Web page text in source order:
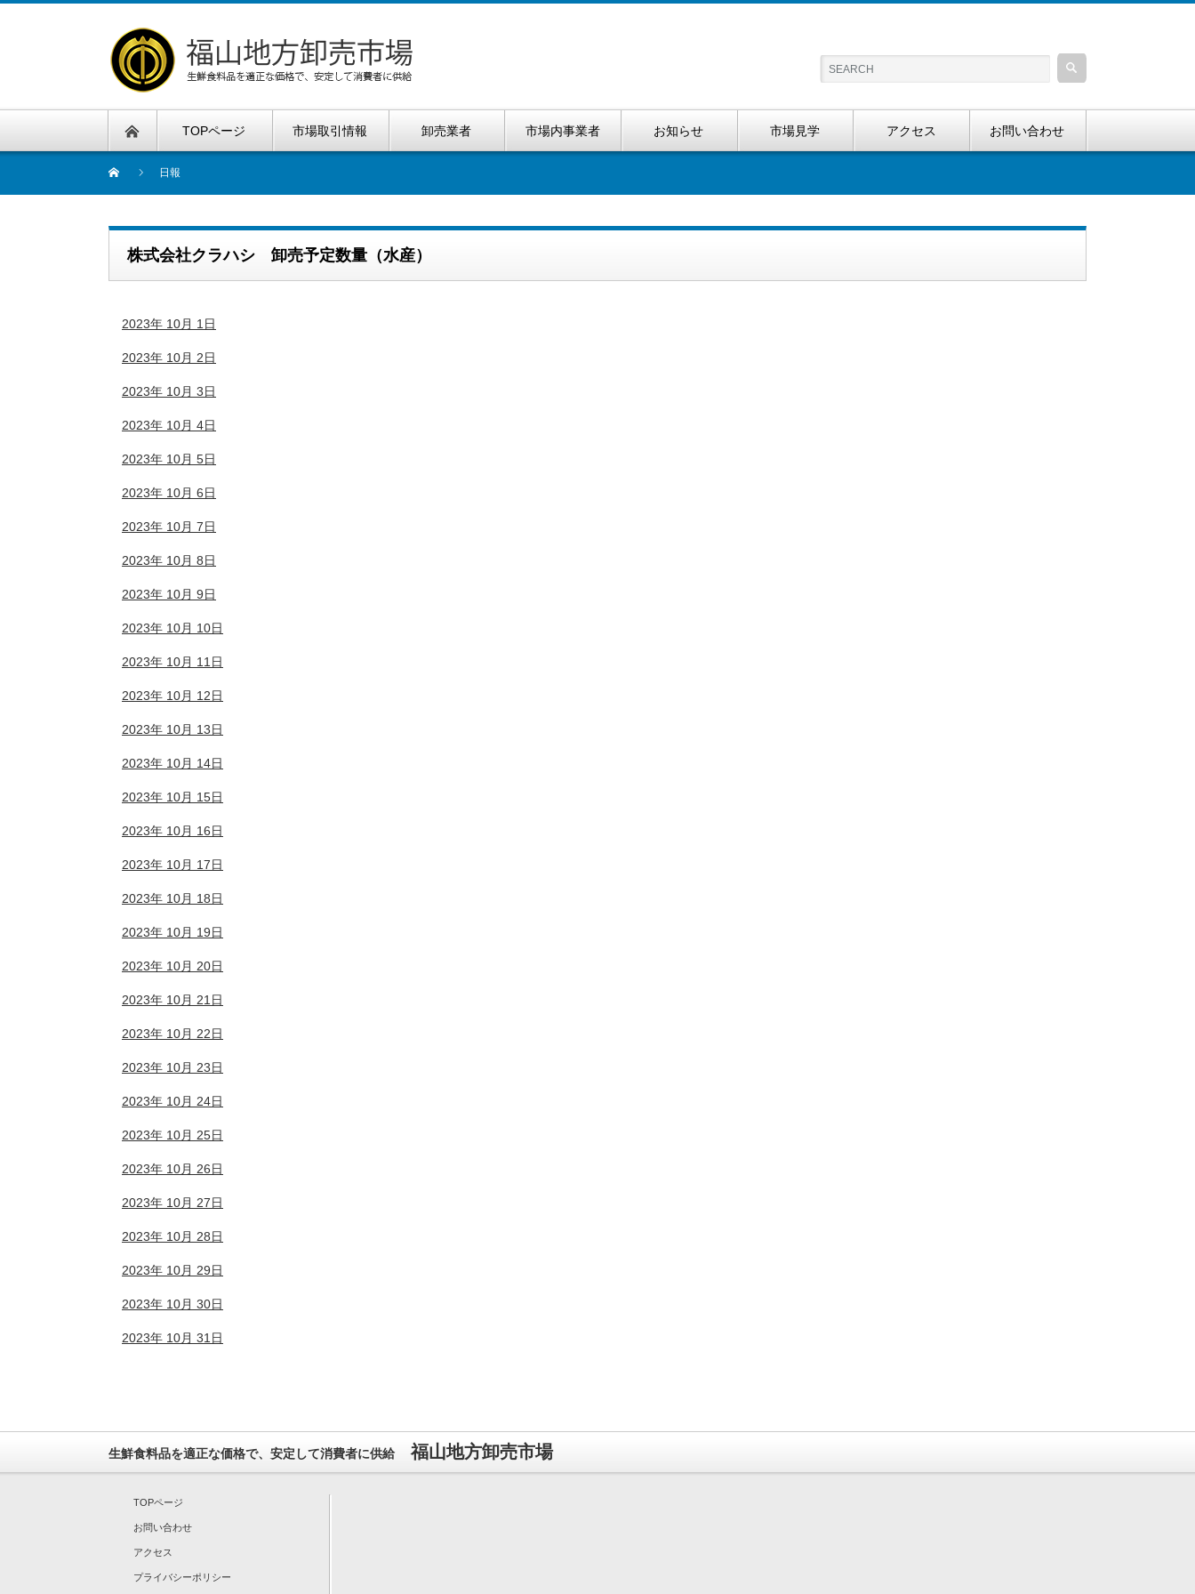
TOPページ 市場取引情報 卸売業者 市場内事業者 お知らせ 市場見学 アクセス お問い合わせ
日報
株式会社クラハシ 卸売予定数量（水産）
2023年 10月 1日
2023年 10月 2日
2023年 10月 3日
2023年 10月 4日
2023年 10月 5日
2023年 10月 6日
2023年 10月 7日
2023年 10月 8日
2023年 10月 9日
2023年 10月 10日
2023年 10月 11日
2023年 10月 12日
2023年 10月 13日
2023年 10月 14日
2023年 10月 15日
2023年 10月 16日
2023年 10月 17日
2023年 10月 18日
2023年 10月 19日
2023年 10月 20日
2023年 10月 21日
2023年 10月 22日
2023年 10月 23日
2023年 10月 24日
2023年 10月 25日
2023年 10月 26日
2023年 10月 27日
2023年 10月 28日
2023年 10月 29日
2023年 10月 30日
2023年 10月 31日
生鮮食料品を適正な価格で、安定して消費者に供給 福山地方卸売市場
TOPページ
お問い合わせ
アクセス
プライバシーポリシー